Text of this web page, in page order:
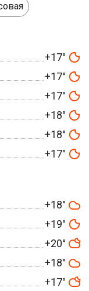
+17°
+17°
+17°
+18°
+18°
+17°
+18°
+19°
+20°
+18°
+17°